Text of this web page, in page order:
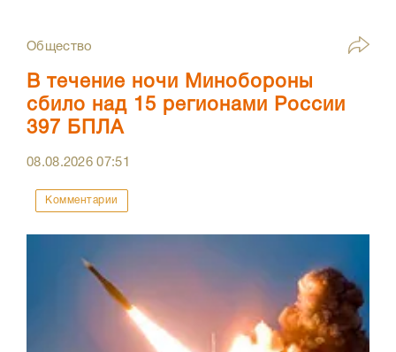
Общество
В течение ночи Минобороны
сбило над 15 регионами России
397 БПЛА
08.08.202607:51
Комментарии